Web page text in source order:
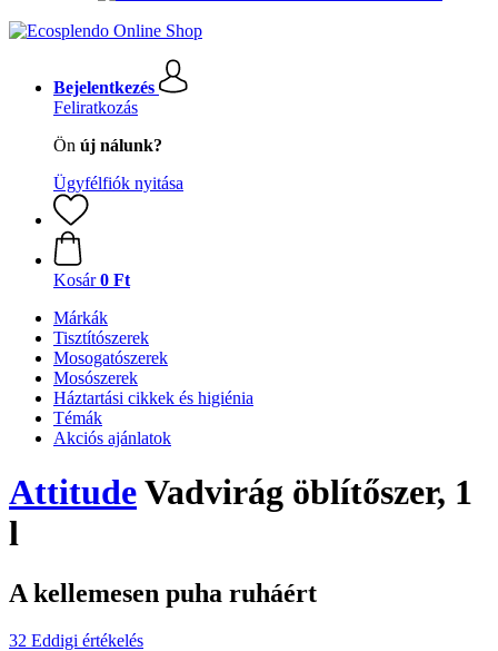
Bejelentkezés
Feliratkozás
Ön új nálunk?
Ügyfélfiók nyitása
Kosár 0 Ft
Márkák
Tisztítószerek
Mosogatószerek
Mosószerek
Háztartási cikkek és higiénia
Témák
Akciós ajánlatok
AttitudeVadvirág öblítőszer, 1
l
A kellemesen puha ruháért
32 Eddigi értékelés